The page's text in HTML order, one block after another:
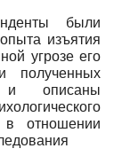
были
изъятия
угрозе его
полученных
и описаны
в отношении